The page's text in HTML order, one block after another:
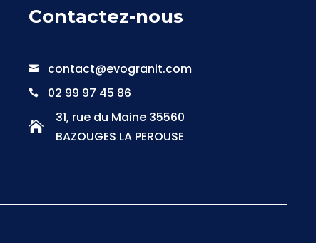
Contactez-nous
 contact@evogranit.com
 02 99 97 45 86

31, rue du Maine 35560
BAZOUGES LA PEROUSE